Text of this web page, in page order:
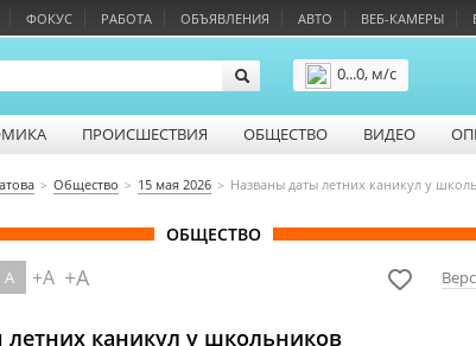
ФОКУС РАБОТА ОБЪЯВЛЕНИЯ АВТО ВЕБ-КАМЕРЫ
0...0, м/с
ПРОИСШЕСТВИЯ ОБЩЕСТВО ВИДЕО
Общество 15 мая 2026 Названы даты летних каникул у
ОБЩЕСТВО
A +A +A
каникул у школьников